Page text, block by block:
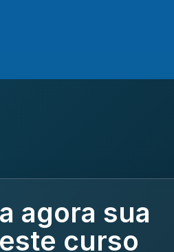
agora sua
curso